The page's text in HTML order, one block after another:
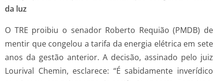
da luz
O TRE proibiu o senador Roberto Requião (PMDB) de
mentir que congelou a tarifa da energia elétrica em sete
anos da gestão anterior. A decisão, assinado pelo juiz
Lourival Chemin, esclarece: “É sabidamente inverídico